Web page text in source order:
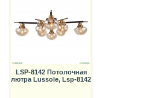
LSP-8142 Потолочная
лютра Lussole, Lsp-8142